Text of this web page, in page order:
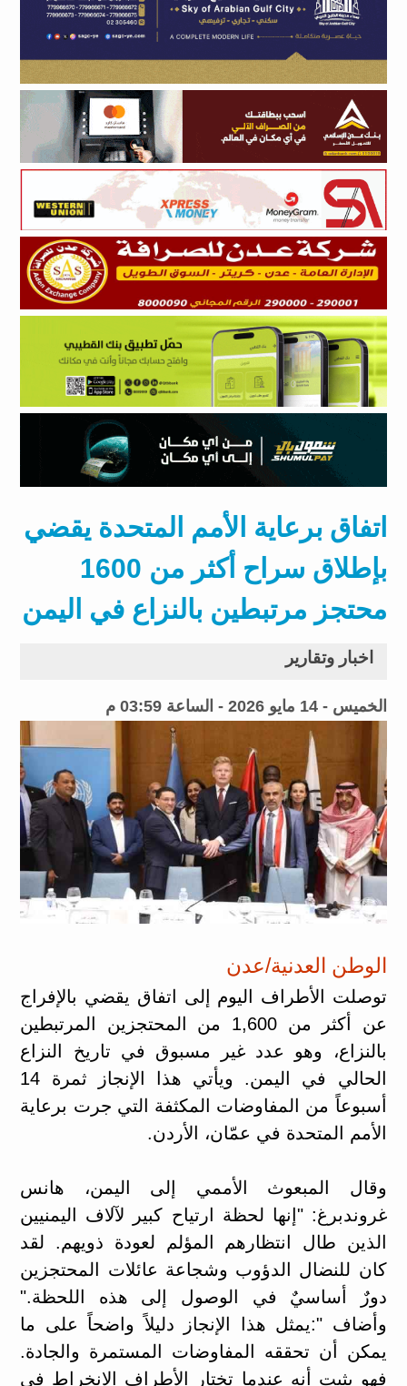
اتفاق برعاية الأمم المتحدة يقضي
بإطلاق سراح أكثر من 1600
محتجز مرتبطين بالنزاع في اليمن
اخبار وتقارير
الخميس - 14 مايو 2026 - الساعة 03:59 م
الوطن العدنية/عدن
توصلت الأطراف اليوم إلى اتفاق يقضي بالإفراج
عن أكثر من 1,600 من المحتجزين المرتبطين
بالنزاع، وهو عدد غير مسبوق في تاريخ النزاع
الحالي في اليمن. ويأتي هذا الإنجاز ثمرة 14
أسبوعاً من المفاوضات المكثفة التي جرت برعاية
الأمم المتحدة في عمّان، الأردن.
وقال المبعوث الأممي إلى اليمن، هانس
غروندبرغ: "إنها لحظة ارتياح كبير لآلاف اليمنيين
الذين طال انتظارهم المؤلم لعودة ذويهم. لقد
كان للنضال الدؤوب وشجاعة عائلات المحتجزين
دورٌ أساسيٌ في الوصول إلى هذه اللحظة."
وأضاف ":يمثل هذا الإنجاز دليلاً واضحاً على ما
يمكن أن تحققه المفاوضات المستمرة والجادة.
فهو يثبت أنه عندما تختار الأطراف الانخراط في